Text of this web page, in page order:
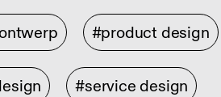
#product design
#service design